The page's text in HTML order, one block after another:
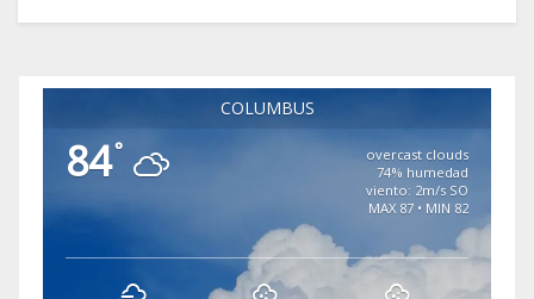
COLUMBUS
84°
overcast clouds
74% humedad
viento: 2m/s SO
MAX 87 • MIN 82